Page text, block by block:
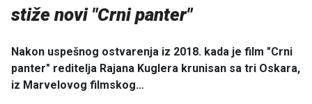
stiže novi "Crni panter"
Nakon uspešnog ostvarenja iz 2018. kada je film "Crni
panter" reditelja Rajana Kuglera krunisan sa tri Oskara,
iz Marvelovog filmskog…